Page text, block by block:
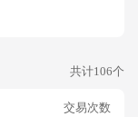
共计106个
交易次数